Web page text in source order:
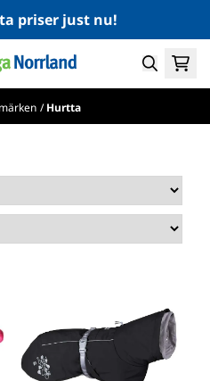
priser just nu!
/Hurtta